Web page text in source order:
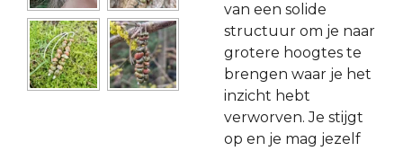
van een solide
structuur om je naar
grotere hoogtes te
brengen waar je het
inzicht hebt
verworven. Je stijgt
op en je mag jezelf